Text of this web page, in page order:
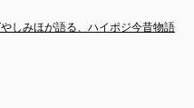
やしみほが語る、ハイポジ今昔物語